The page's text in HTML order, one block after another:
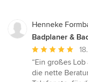
Henneke
Badplaner &
Bewertung:
5
“Ein großes
die nette